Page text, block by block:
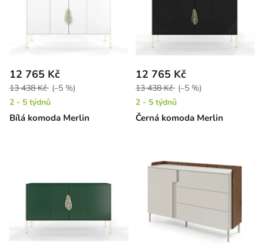
Bílá komoda Merlin
12 765 Kč
13 438 Kč (–5 %)
2 - 5 týdnů
Černá komoda Merlin
12 765 Kč
13 438 Kč (–5 %)
2 - 5 týdnů